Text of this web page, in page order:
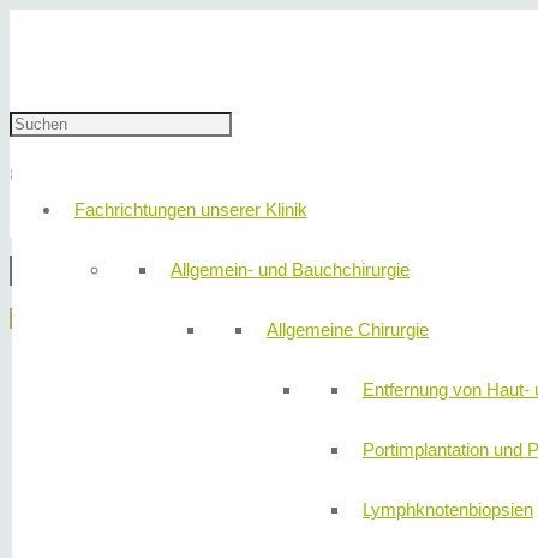
Fachrichtungen unserer Klinik
Allgemein- und Bauchchirurgie
Allgemeine Chirurgie
Entfernung von Haut-
Portimplantation und
Lymphknotenbiopsien
IMG_0805
8. August 2022
Menü